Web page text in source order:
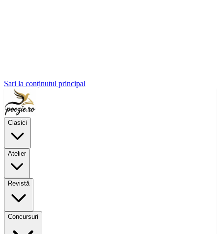
Sari la conținutul principal
Clasici
Atelier
Revistă
Concursuri